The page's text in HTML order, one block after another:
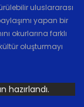
uluslararası
yapan bir
okurlarına farklı
oluşturmayı
hazırlandı.